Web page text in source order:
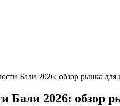
Бали 2026: обзор рынка для
Бали 2026: обзор